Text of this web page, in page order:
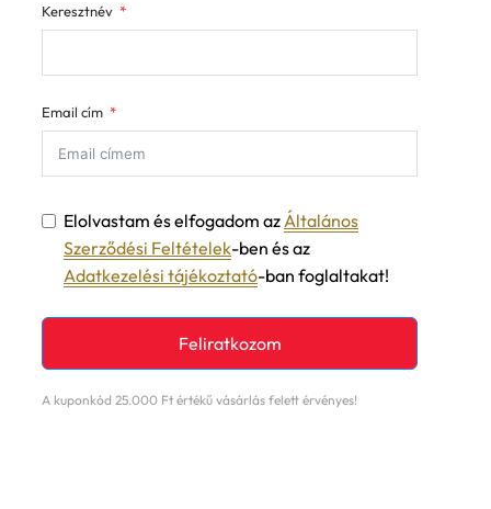
Keresztnév
Email cím
Elolvastam és elfogadom az Általános
Szerződési Feltételek-ben és az
Adatkezelési tájékoztató-ban foglaltakat!
Feliratkozom
A kuponkód 25.000 Ft értékű vásárlás felett érvényes!